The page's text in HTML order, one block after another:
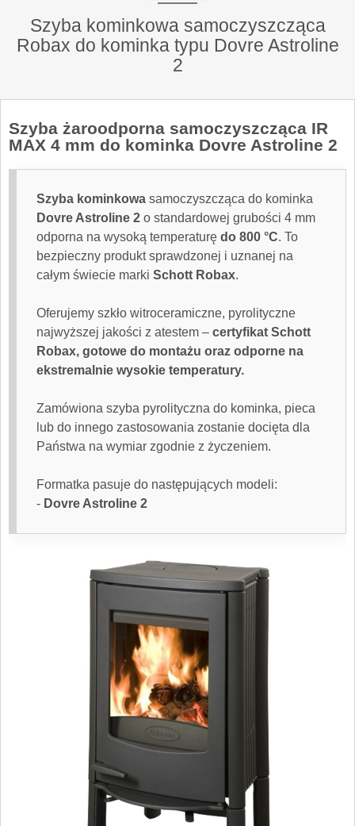
Szyba kominkowa samoczyszcząca
Robax do kominka typu Dovre Astroline
2
Szyba żaroodporna samoczyszcząca IR
MAX 4 mm do kominka Dovre Astroline 2
Szyba kominkowa samoczyszcząca do kominka
Dovre Astroline 2 o standardowej grubości 4 mm
odporna na wysoką temperaturę do 800 °C. To
bezpieczny produkt sprawdzonej i uznanej na
całym świecie marki Schott Robax.
Oferujemy szkło witroceramiczne, pyrolityczne
najwyższej jakości z atestem – certyfikat Schott
Robax, gotowe do montażu oraz odporne na
ekstremalnie wysokie temperatury.
Zamówiona szyba pyrolityczna do kominka, pieca
lub do innego zastosowania zostanie docięta dla
Państwa na wymiar zgodnie z życzeniem.
Formatka pasuje do następujących modeli:
- Dovre Astroline 2